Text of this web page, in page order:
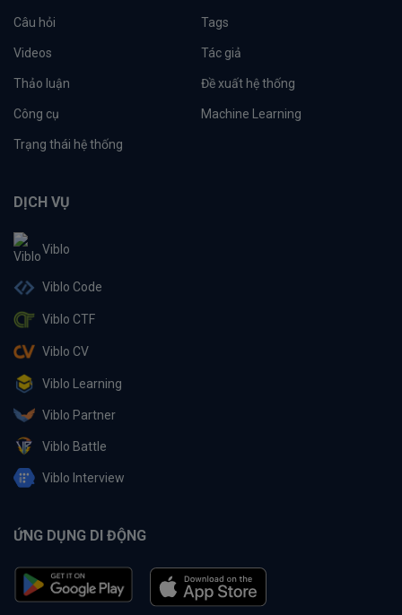
Câu hỏi Tags
Videos Tác giả
Thảo luận Đề xuất hệ thống
Công cụ Machine Learning
Trạng thái hệ thống
DỊCH VỤ
Viblo
Viblo Code
Viblo CTF
Viblo CV
Viblo Learning
Viblo Partner
Viblo Battle
Viblo Interview
ỨNG DỤNG DI ĐỘNG